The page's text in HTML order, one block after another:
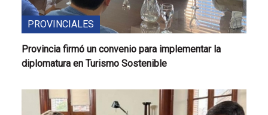
PROVINCIALES
Provincia firmó un convenio para implementar la
diplomatura en Turismo Sostenible